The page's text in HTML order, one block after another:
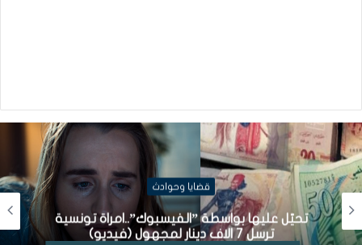
قضايا وحوادث
تحيّل عليها بواسطة ”الفيسبوك”..امراة تونسية
ترسل 7 الاف دينار لمجهول (فيديو)